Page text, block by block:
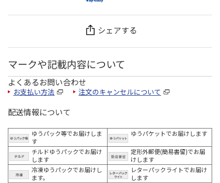
シェアする
マークや記載内容について
よくあるお問い合わせ
お支払い方法 注文のキャンセルについて
配送情報について
ゆうパック等でお届けしま
す
ゆうパケットでお届けします
チルドゆうパックでお届け
します
定形外郵便(簡易書留)でお届
けします
冷凍ゆうパックでお届けし
ます。
レターパックライトでお届け
します